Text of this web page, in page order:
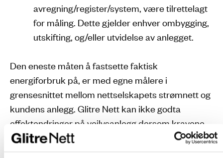
avregning/register/system, være tilrettelagt
for måling. Dette gjelder enhver ombygging,
utskifting, og/eller utvidelse av anlegget.
Den eneste måten å fastsette faktisk
energiforbruk på, er med egne målere i
grensesnittet mellom nettselskapets strømnett og
kundens anlegg. Glitre Nett kan ikke godta
effektendringer på veilysanlegg dersom kravene
over ikke er oppfylt. Prekvalifisert installatør skal
sørge for at det blir gjort nødvendige endringer i